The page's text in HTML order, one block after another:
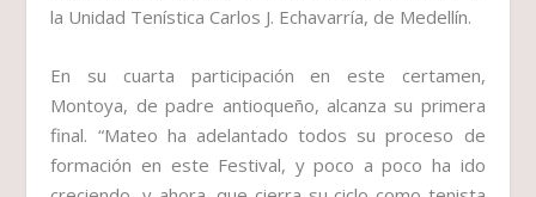
la Unidad Tenística Carlos J. Echavarría, de Medellín.
En su cuarta participación en este certamen,
Montoya, de padre antioqueño, alcanza su primera
final. “Mateo ha adelantado todos su proceso de
formación en este Festival, y poco a poco ha ido